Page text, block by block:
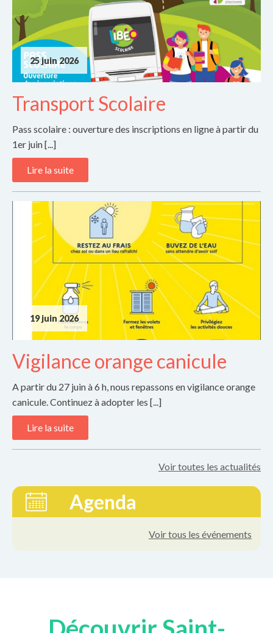
25 juin 2026
Transport Scolaire
Pass scolaire : ouverture des inscriptions en ligne à partir du
1er juin [...]
Lire la suite
19 juin 2026
Vigilance orange canicule
A partir du 27 juin à 6 h, nous repassons en vigilance orange
canicule. Continuez à adopter les [...]
Lire la suite
Voir toutes les actualités
Agenda
Voir tous les événements